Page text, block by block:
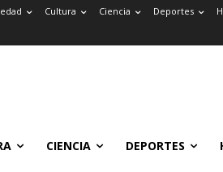
Cultura Ciencia Deportes
CIENCIA DEPORTES